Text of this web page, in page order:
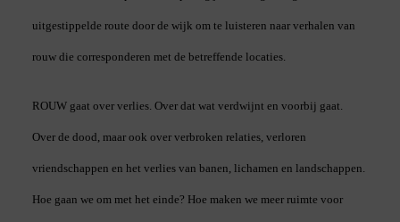
uitgestippelde route door de wijk om te luisteren naar verhalen van
rouw die corresponderen met de betreffende locaties.
ROUW gaat over verlies. Over dat wat verdwijnt en voorbij gaat.
Over de dood, maar ook over verbroken relaties, verloren
vriendschappen en het verlies van banen, lichamen en landschappen.
Hoe gaan we om met het einde? Hoe maken we meer ruimte voor